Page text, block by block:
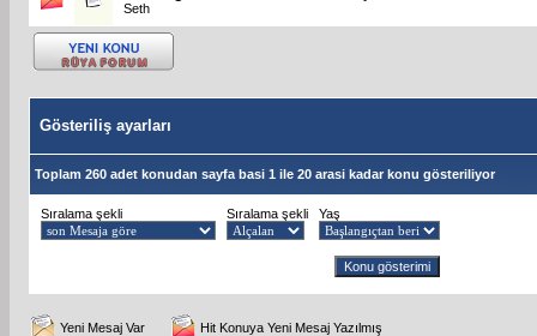
Seth
Gösteriliş ayarları
Toplam 260 adet konudan sayfa basi 1 ile 20 arasi kadar konu gösteriliyor
Sıralama şekli Sıralama şekli Yaş
Yeni Mesaj Var Hit Konuya Yeni Mesaj Yazılmış